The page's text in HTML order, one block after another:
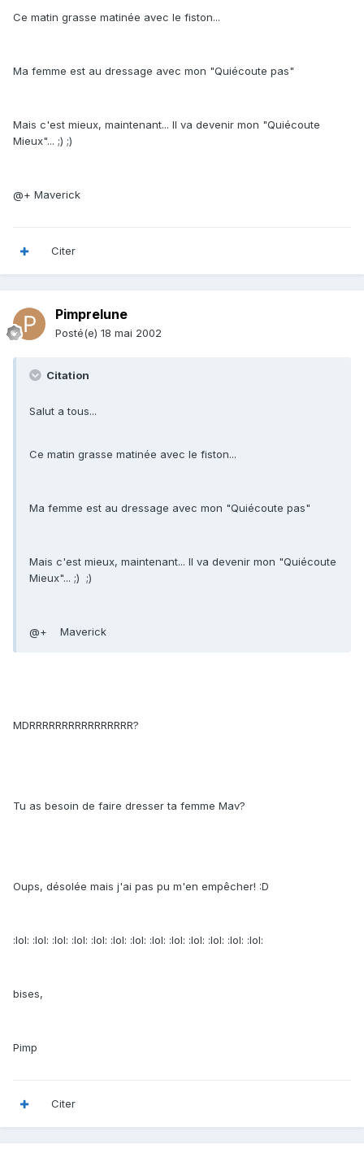
Ce matin grasse matinée avec le fiston...
Ma femme est au dressage avec mon "Quiécoute pas"
Mais c'est mieux, maintenant... Il va devenir mon "Quiécoute
Mieux"... ;) ;)
@+ Maverick
Citer
Pimprelune
Posté(e) 18 mai 2002
Citation
Salut a tous...
Ce matin grasse matinée avec le fiston...
Ma femme est au dressage avec mon "Quiécoute pas"
Mais c'est mieux, maintenant... Il va devenir mon "Quiécoute
Mieux"... ;) ;)
@+ Maverick
MDRRRRRRRRRRRRRRRR?
Tu as besoin de faire dresser ta femme Mav?
Oups, désolée mais j'ai pas pu m'en empêcher! :D
:lol: :lol: :lol: :lol: :lol: :lol: :lol: :lol: :lol: :lol: :lol: :lol: :lol:
bises,
Pimp
Citer